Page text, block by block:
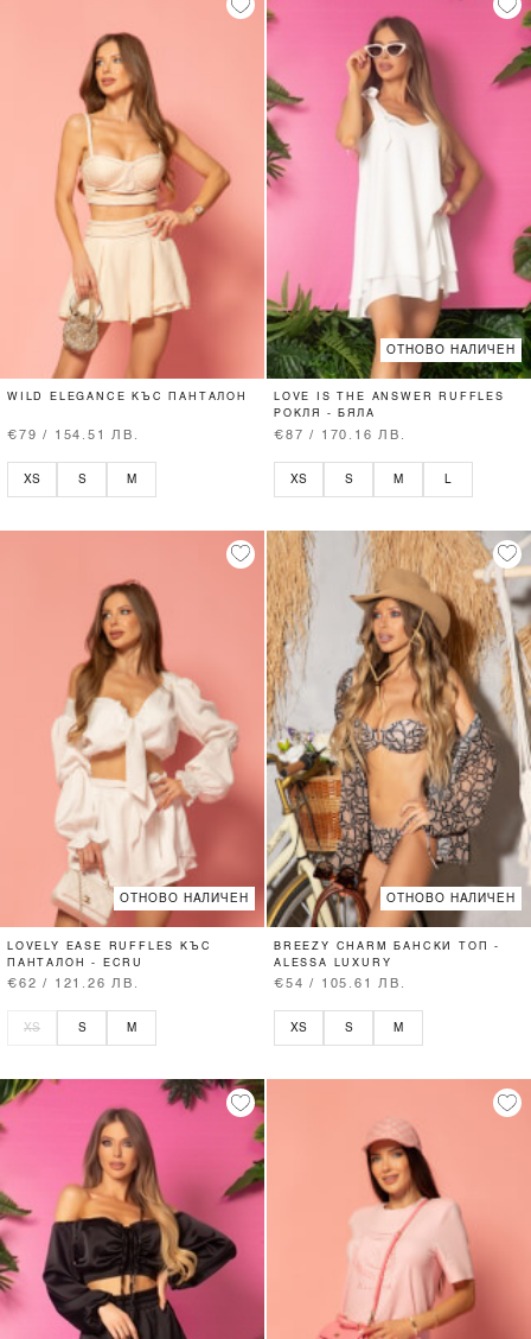
WILD ELEGANCE КЪС ПАНТАЛОН
€79 / 154.51 ЛВ.
XS S M
ОТНОВО НАЛИЧЕН
LOVE IS THE ANSWER RUFFLES
РОКЛЯ - БЯЛА
€87 / 170.16 ЛВ.
XS S M
ОТНОВО НАЛИЧЕН
LOVELY EASE RUFFLES КЪС
ПАНТАЛОН - ECRU
€62 / 121.26 ЛВ.
XS S M
ОТНОВО НАЛИЧЕН
BREEZY CHARM БАНСКИ ТОП -
ALESSA LUXURY
€54 / 105.61 ЛВ.
XS S M